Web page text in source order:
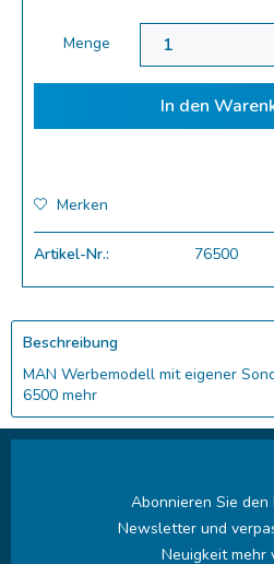
Menge
In den
Merken
Artikel-Nr.: 76500
Beschreibung
MAN Werbemodell mit eigener
6500 mehr
Abonnieren Sie
Newsletter und
Neuigkeit mehr